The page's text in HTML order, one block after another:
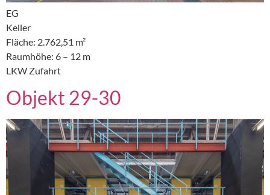
EG
Keller
Fläche: 2.762,51 m²
Raumhöhe: 6 – 12 m
LKW Zufahrt
Objekt 29-30